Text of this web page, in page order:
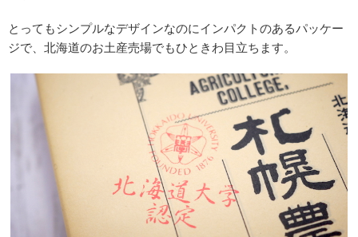
とってもシンプルなデザインなのにインパクトのあるパッケー
ジで、北海道のお土産売場でもひときわ目立ちます。